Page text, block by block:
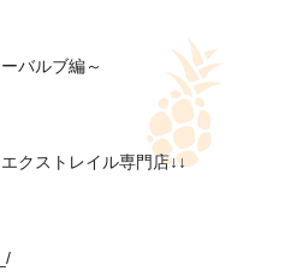
バルブ編～
クストレイル専門店↓↓